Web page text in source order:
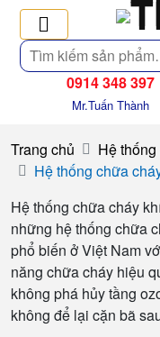
Tìm
kiếm
0914 348 397
Mr.Tuấn Thành
Trang chủ
Hệ
Hệ thống chữa
Hệ thống chữa cháy
những hệ thống chữa
phổ biến ở Việt Nam
năng chữa cháy hiệu
không phá hủy tầng
không để lại cặn bã